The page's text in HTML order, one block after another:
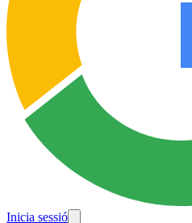
Inicia sessió